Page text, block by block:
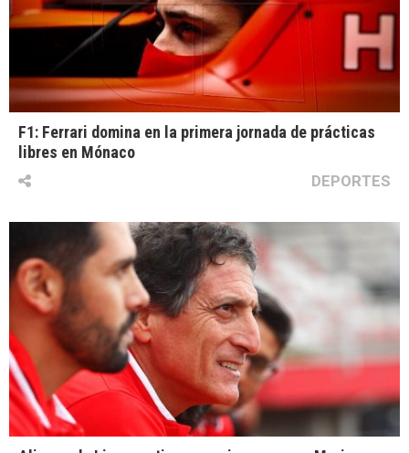
F1: Ferrari domina en la primera jornada de prácticas
libres en Mónaco
DEPORTES